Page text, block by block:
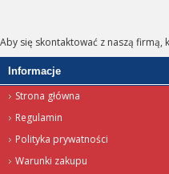
Aby się skontaktować z naszą
Informacje
Strona główna
Regulamin
Polityka prywatności
Warunki zakupu